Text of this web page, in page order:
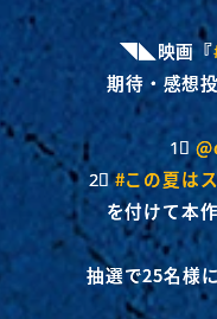
◥◣映画『
期待・感想
1⃣
2⃣#この夏は
を付けて本
抽選で25名様